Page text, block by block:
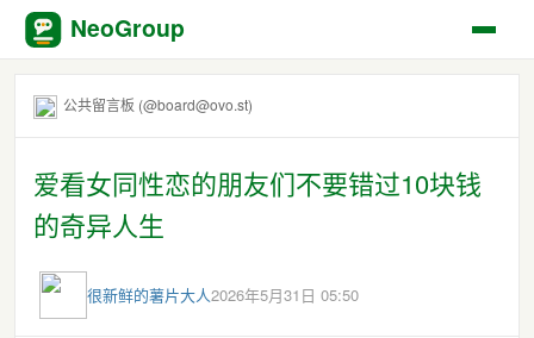
NeoGroup
公共留言板 (@board@ovo.st)
爱看女同性恋的朋友们不要错过10块钱
的奇异人生
很新鲜的薯片大人2026年5月31日 05:50